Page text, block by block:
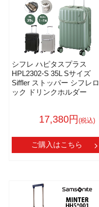
シフレ ハピタスプラス
HPL2302-S 35L Sサイズ
Siffler ストッパー シフレロ
ック ドリンクホルダー
17,380円 (税込)
ご購入はこちら